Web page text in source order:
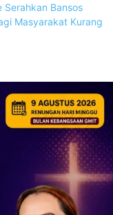
Serahkan Bansos
Masyarakat Kurang